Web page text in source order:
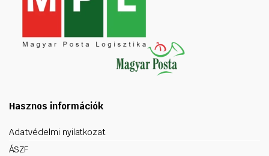
Hasznos információk
Adatvédelmi nyilatkozat
ÁSZF